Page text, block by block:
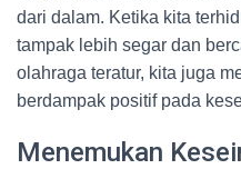
dari dalam. Ketika kita
tampak lebih segar dan
olahraga teratur, kita juga
berdampak positif pada
Menemukan